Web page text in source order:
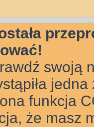
swoją
funkcja
że masz